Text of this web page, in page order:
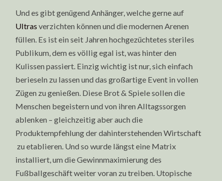
Und es gibt genügend Anhänger, welche gerne auf
Ultras verzichten können und die modernen Arenen
füllen. Es ist ein seit Jahren hochgezüchtetes steriles
Publikum, dem es völlig egal ist, was hinter den
Kulissen passiert. Einzig wichtig ist nur, sich einfach
berieseln zu lassen und das großartige Event in vollen
Zügen zu genießen. Diese Brot & Spiele sollen die
Menschen begeistern und von ihren Alltagssorgen
ablenken – gleichzeitig aber auch die
Produktempfehlung der dahinterstehenden Wirtschaft
zu etablieren. Und so wurde längst eine Matrix
installiert, um die Gewinnmaximierung des
Fußballgeschäft weiter voran zu treiben. Utopische